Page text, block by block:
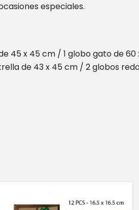
especiales.
45 x 45 cm / 1 globo gato de 60
de 43 x 45 cm / 2 globos